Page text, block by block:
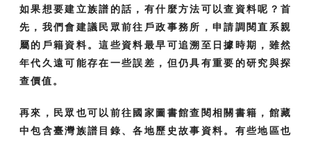
如果想要建立族譜的話，有什麼方法可以查資料呢？首
先，我們會建議民眾前往戶政事務所，申請調閱直系親
屬的戶籍資料。這些資料最早可追溯至日據時期，雖然
年代久遠可能存在一些誤差，但仍具有重要的研究與探
查價值。
再來，民眾也可以前往國家圖書館查閱相關書籍，館藏
中包含臺灣族譜目錄、各地歷史故事資料。有些地區也